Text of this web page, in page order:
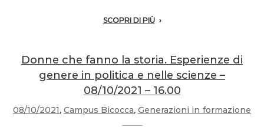
SCOPRI DI PIÙ
Donne che fanno la storia. Esperienze di
genere in politica e nelle scienze –
08/10/2021 – 16.00
08/10/2021, Campus Bicocca, Generazioni in formazione